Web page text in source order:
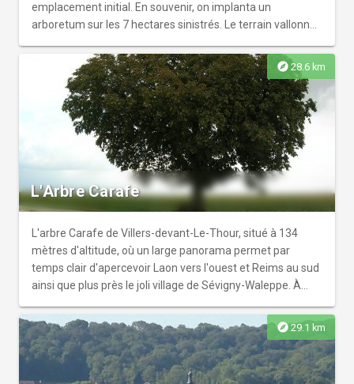
emplacement initial. En souvenir, on implanta un
arboretum sur les 7 hectares sinistrés. Le terrain vallonné
combats. Un lieu très émouvant à découvrir grâce aux
panneaux d'interprétation et aux trois Jardins de la Paix
qui le jalonnent, créés sous l'égide d'Art et Jardins Hauts-
de-France...
explore 28.6 km
L'Arbre Carafe
L'arbre Carafe de Villers-devant-Le-Thour, situé à 134
mètres d'altitude, où un large panorama permet par
temps clair d'apercevoir Laon vers l'ouest et Reims au sud
ainsi que plus près le joli village de Sévigny-Waleppe. À
même un point de repère sur les cartes du pays. Frappé
par la foudre, il a été remplacé par un marronnier en 1868.
explore29.1 km